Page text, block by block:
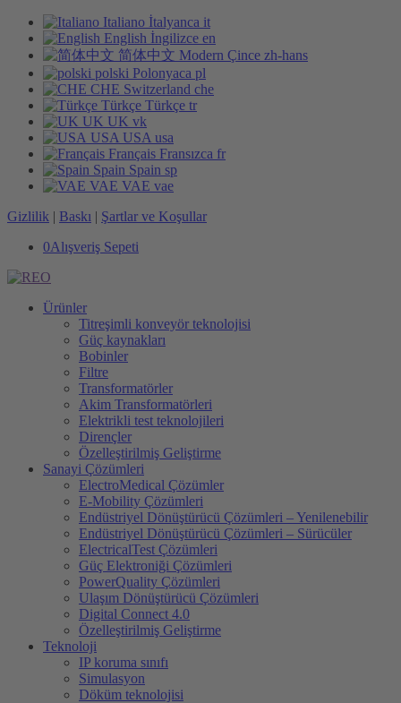
Italiano İtalyanca it
English İngilizce en
简体中文 Modern Çince zh-hans
polski Polonyaca pl
CHE Switzerland che
Türkçe Türkçe tr
UK UK vk
USA USA usa
Français Fransızca fr
Spain Spain sp
VAE VAE vae
Gizlilik | Baskı | Şartlar ve Koşullar
0Alışveriş Sepeti
Ürünler
Titreşimli konveyör teknolojisi
Güç kaynakları
Bobinler
Filtre
Transformatörler
Akim Transformatörleri
Elektrikli test teknolojileri
Dirençler
Özelleştirilmiş Geliştirme
Sanayi Çözümleri
ElectroMedical Çözümler
E-Mobility Çözümleri
Endüstriyel Dönüştürücü Çözümleri – Yenilenebilir
Endüstriyel Dönüştürücü Çözümleri – Sürücüler
ElectricalTest Çözümleri
Güç Elektroniği Çözümleri
PowerQuality Çözümleri
Ulaşım Dönüştürücü Çözümleri
Digital Connect 4.0
Özelleştirilmiş Geliştirme
Teknoloji
IP koruma sınıfı
Simulasyon
Döküm teknolojisi